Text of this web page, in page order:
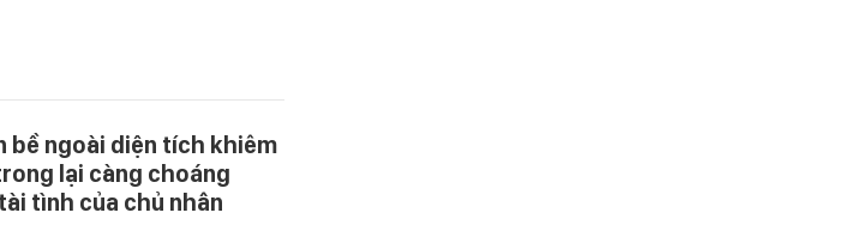
bề ngoài diện tích khiêm
lại càng choáng
tình của chủ nhân